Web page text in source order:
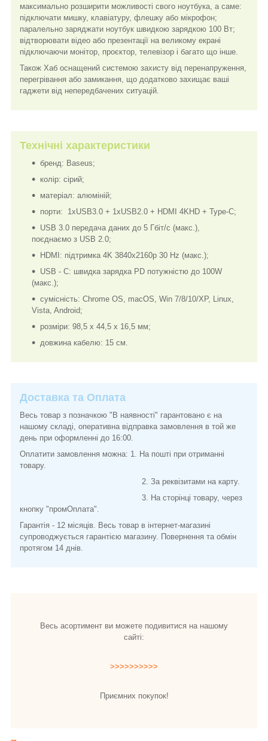
максимально розширити можливості свого ноутбука, а саме:
підключати мишку, клавіатуру, флешку або мікрофон;
паралельно заряджати ноутбук швидкою зарядкою 100 Вт;
відтворювати відео або презентації на великому екрані
підключаючи монітор, проєктор, телевізор і багато що інше.
Також Хаб оснащений системою захисту від перенапруження,
перегрівання або замикання, що додатково захищає ваші
гаджети від непередбачених ситуацій.
Технічні характеристики
бренд: Baseus;
колір: сірий;
матеріал: алюміній;
порти: 1xUSB3.0 + 1xUSB2.0 + HDMI 4KHD + Type-C;
USB 3.0 передача даних до 5 Гбіт/с (макс.),
поєднаємо з USB 2.0;
HDMI: підтримка 4K 3840x2160p 30 Hz (макс.);
USB - C: швидка зарядка PD потужністю до 100W
(макс.);
сумісність: Chrome OS, macOS, Win 7/8/10/XP, Linux,
Vista, Android;
розміри: 98,5 х 44,5 х 16,5 мм;
довжина кабелю: 15 см.
Доставка та Оплата
Весь товар з позначкою "В наявності" гарантовано є на
нашому складі, оперативна відправка замовлення в той же
день при оформленні до 16:00.
Оплатити замовлення можна: 1. На пошті при отриманні
товару.
2. За реквізитами на карту.
3. На сторінці товару, через
кнопку "промОплата".
Гарантія - 12 місяців. Весь товар в інтернет-магазині
супроводжується гарантією магазину. Повернення та обмін
протягом 14 днів.
Весь асортимент ви можете подивитися на нашому
сайті:
>>>>>>>>>>
Приємних покупок!